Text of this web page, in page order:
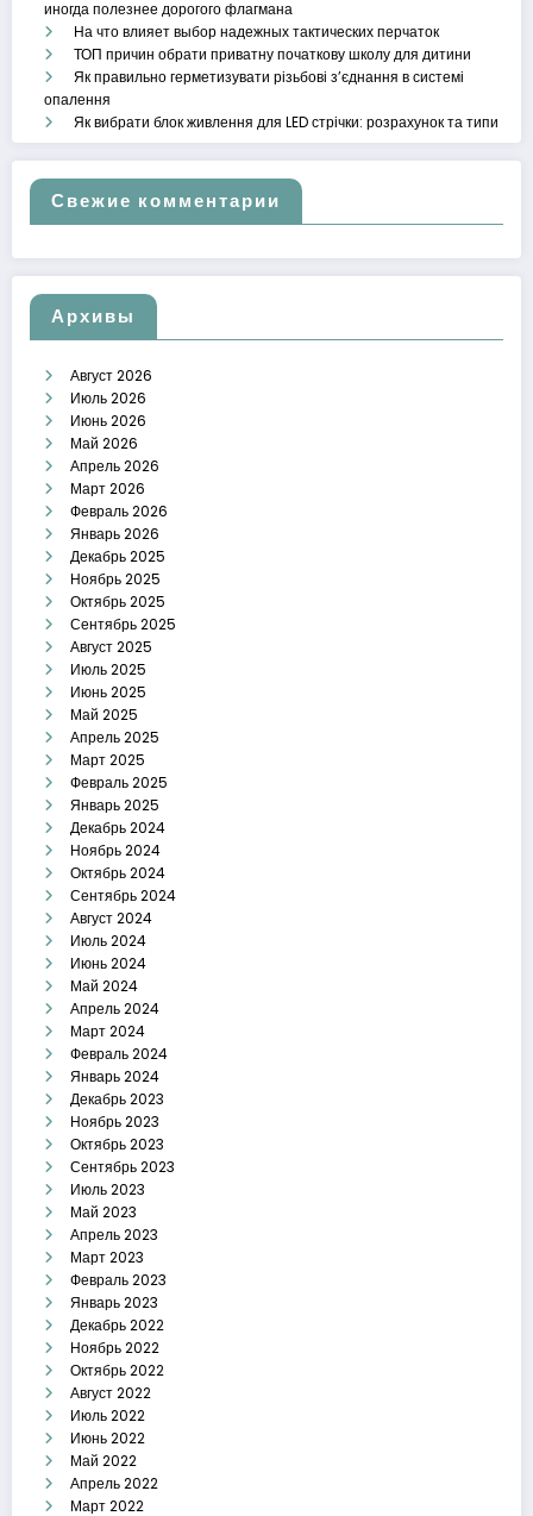
иногда полезнее дорогого флагмана
На что влияет выбор надежных тактических перчаток
ТОП причин обрати приватну початкову школу для дитини
Як правильно герметизувати різьбові з’єднання в системі
опалення
Як вибрати блок живлення для LED стрічки: розрахунок та типи
Свежие комментарии
Архивы
Август 2026
Июль 2026
Июнь 2026
Май 2026
Апрель 2026
Март 2026
Февраль 2026
Январь 2026
Декабрь 2025
Ноябрь 2025
Октябрь 2025
Сентябрь 2025
Август 2025
Июль 2025
Июнь 2025
Май 2025
Апрель 2025
Март 2025
Февраль 2025
Январь 2025
Декабрь 2024
Ноябрь 2024
Октябрь 2024
Сентябрь 2024
Август 2024
Июль 2024
Июнь 2024
Май 2024
Апрель 2024
Март 2024
Февраль 2024
Январь 2024
Декабрь 2023
Ноябрь 2023
Октябрь 2023
Сентябрь 2023
Июль 2023
Май 2023
Апрель 2023
Март 2023
Февраль 2023
Январь 2023
Декабрь 2022
Ноябрь 2022
Октябрь 2022
Август 2022
Июль 2022
Июнь 2022
Май 2022
Апрель 2022
Март 2022